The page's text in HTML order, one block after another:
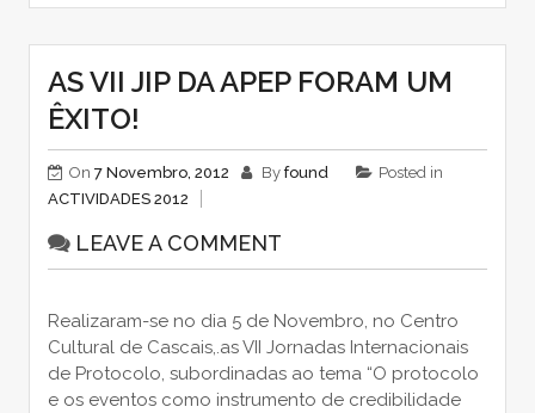
AS VII JIP DA APEP FORAM UM
ÊXITO!
On 7 Novembro, 2012 By found
Posted in
ACTIVIDADES 2012
LEAVE A COMMENT
Realizaram-se no dia 5 de Novembro, no Centro
Cultural de Cascais,.as VII Jornadas Internacionais
de Protocolo, subordinadas ao tema “O protocolo
e os eventos como instrumento de credibilidade